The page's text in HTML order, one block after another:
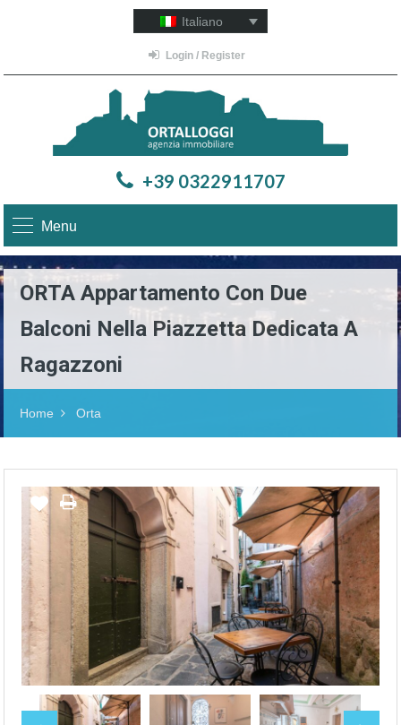
Italiano
Login / Register
+39 0322911707
Menu
ORTA Appartamento Con Due
Balconi Nella Piazzetta Dedicata A
Ragazzoni
Home Orta